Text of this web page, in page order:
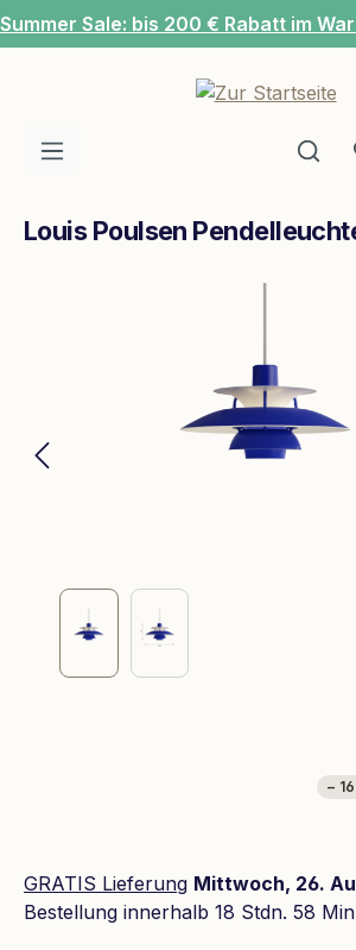
Zum Hauptinhalt springen
Summer Sale: bis 200 € Rabatt im
−
GRATIS Lieferung Mittwoch, 26.
Bestellung innerhalb 18 Stdn. 58